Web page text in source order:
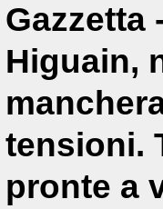
Gazzetta
Higuain,
tensioni.
pronte a